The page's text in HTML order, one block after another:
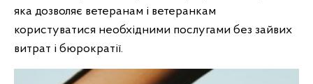
яка дозволяє ветеранам і ветеранкам
користуватися необхідними послугами без зайвих
витрат і бюрократії.